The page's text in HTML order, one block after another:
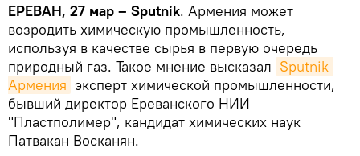
ЕРЕВАН, 27 мар – Sputnik. Армения может
возродить химическую промышленность,
используя в качестве сырья в первую очередь
природный газ. Такое мнение высказал Sputnik
Армения эксперт химической промышленности,
бывший директор Ереванского НИИ
"Пластполимер", кандидат химических наук
Патвакан Восканян.